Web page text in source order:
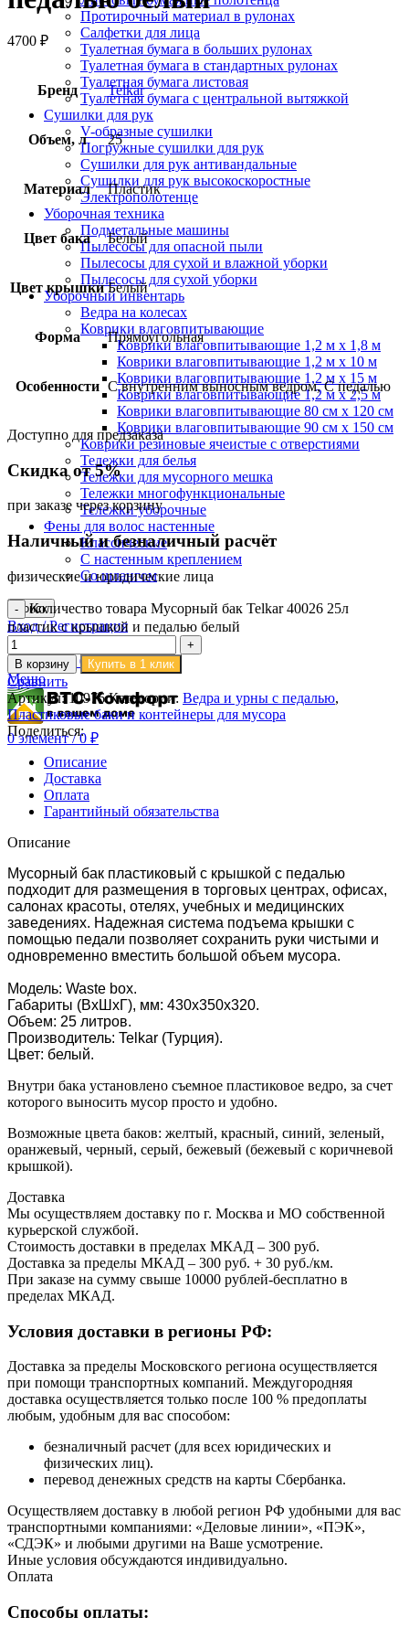
Протирочный материал в рулонах
Салфетки для лица
Туалетная бумага в больших рулонах
Туалетная бумага в стандартных рулонах
Туалетная бумага листовая
Туалетная бумага с центральной вытяжкой
Сушилки для рук
V-образные сушилки
Погружные сушилки для рук
Сушилки для рук антивандальные
Сушилки для рук высокоскоростные
Электрополотенце
Уборочная техника
Подметальные машины
Пылесосы для опасной пыли
Пылесосы для сухой и влажной уборки
Пылесосы для сухой уборки
Уборочный инвентарь
Ведра на колесах
Коврики влаговпитывающие
Коврики влаговпитывающие 1,2 м х 1,8 м
Коврики влаговпитывающие 1,2 м х 10 м
Коврики влаговпитывающие 1,2 м х 15 м
Коврики влаговпитывающие 1,2 м х 2,5 м
Коврики влаговпитывающие 80 см х 120 см
Коврики влаговпитывающие 90 см х 150 см
Коврики резиновые ячеистые с отверстиями
Тележки для белья
Тележки для мусорного мешка
Тележки многофункциональные
Тележки уборочные
Фены для волос настенные
Классические
С настенным креплением
Со шлангом
Поиск
Вход / Регистрация
0
0элемент / 0₽
Меню
0элемент / 0 ₽
4700 ₽
Бренд Telkar
Объем, л 25
Материал Пластик
Цвет бака Белый
Цвет крышки Белый
Форма Прямоугольная
Особенности С внутренним выносным ведром, С педалью
Доступно для предзаказа
Скидка от 5%
при заказе через корзину
Наличный и безналичный расчёт
физические и юридические лица
Количество товара Мусорный бак Telkar 40026 25л
пластик с крышкой и педалью белый
В корзину Купить в 1 клик
Сравнить
Артикул:10976Категории: Ведра и урны с педалью,
Пластиковые баки и контейнеры для мусора
Поделиться:
Описание
Доставка
Оплата
Гарантийный обязательства
Описание
Мусорный бак пластиковый с крышкой с педалью
подходит для размещения в торговых центрах, офисах,
салонах красоты, отелях, учебных и медицинских
заведениях. Надежная система подъема крышки с
помощью педали позволяет сохранить руки чистыми и
одновременно вместить большой объем мусора.
Модель: Waste box.
Габариты (ВхШхГ), мм: 430х350х320.
Объем: 25 литров.
Производитель: Telkar (Турция).
Цвет: белый.
Внутри бака установлено съемное пластиковое ведро, за счет
которого выносить мусор просто и удобно.
Возможные цвета баков: желтый, красный, синий, зеленый,
оранжевый, черный, серый, бежевый (бежевый с коричневой
крышкой).
Доставка
Мы осуществляем доставку по г. Москва и МО собственной
курьерской службой.
Стоимость доставки в пределах МКАД – 300 руб.
Доставка за пределы МКАД – 300 руб. + 30 руб./км.
При заказе на сумму свыше 10000 рублей-бесплатно в
пределах МКАД.
Условия доставки в регионы РФ:
Доставка за пределы Московского региона осуществляется
при помощи транспортных компаний. Междугородняя
доставка осуществляется только после 100 % предоплаты
любым, удобным для вас способом:
безналичный расчет (для всех юридических и
физических лиц).
перевод денежных средств на карты Сбербанка.
Осуществляем доставку в любой регион РФ удобными для вас
транспортными компаниями: «Деловые линии», «ПЭК»,
«СДЭК» и любыми другими на Ваше усмотрение.
Иные условия обсуждаются индивидуально.
Оплата
Способы оплаты: